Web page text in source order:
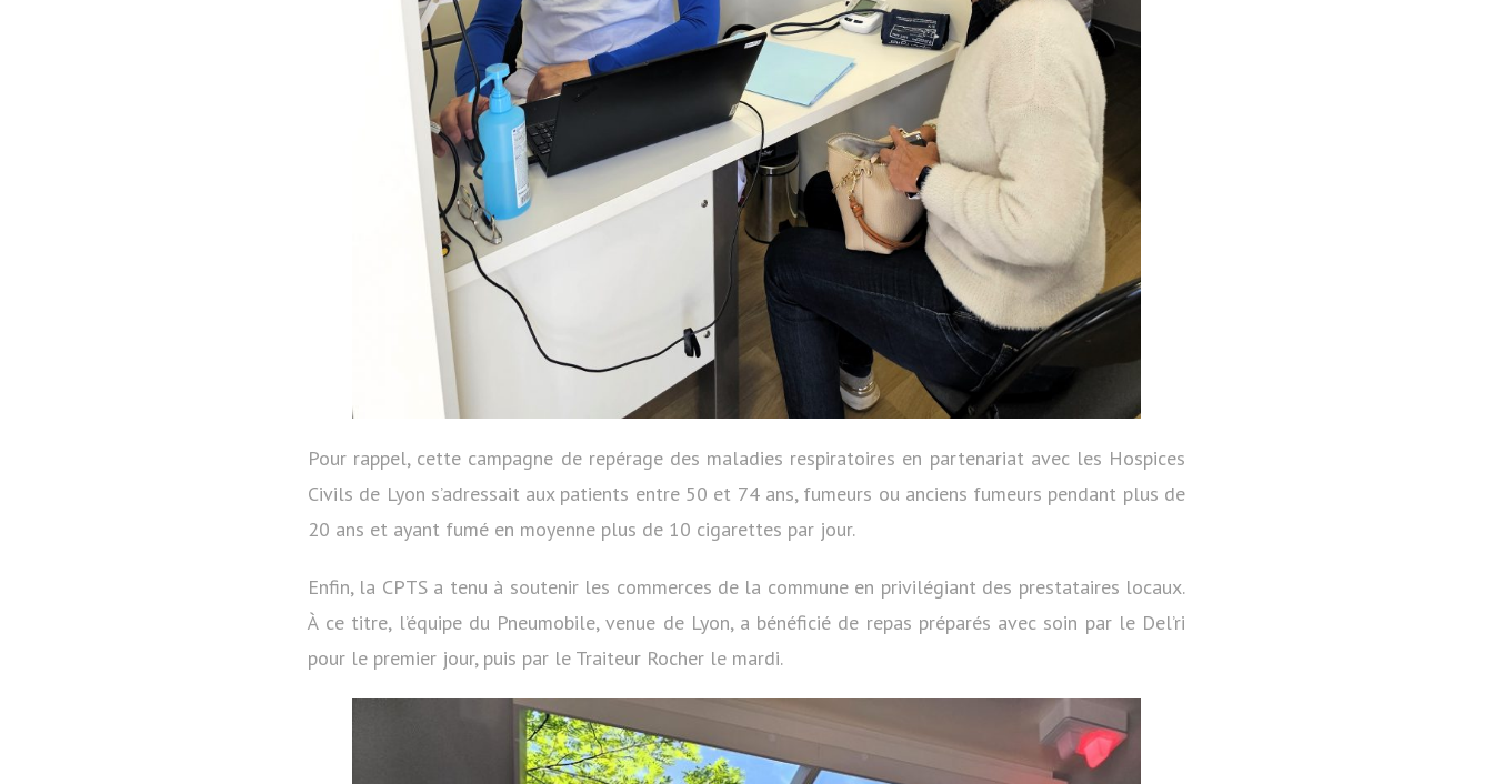
Pour rappel, cette campagne de repérage des maladies respiratoires en partenariat avec les Hospices
Civils de Lyon s’adressait aux patients entre 50 et 74 ans, fumeurs ou anciens fumeurs pendant plus de
20 ans et ayant fumé en moyenne plus de 10 cigarettes par jour.
Enfin, la CPTS a tenu à soutenir les commerces de la commune en privilégiant des prestataires locaux.
À ce titre, l’équipe du Pneumobile, venue de Lyon, a bénéficié de repas préparés avec soin par le Del’ri
pour le premier jour, puis par le Traiteur Rocher le mardi.